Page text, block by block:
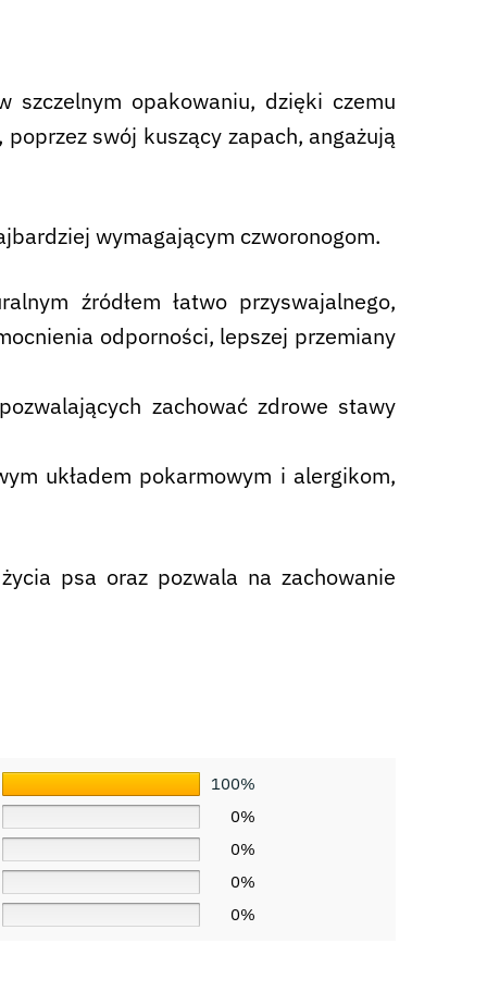
opakowaniu, dzięki czemu
swój kuszący zapach, angażują
wymagającym czworonogom.
źródłem łatwo przyswajalnego,
odporności, lepszej przemiany
zachować zdrowe stawy
układem pokarmowym i alergikom,
psa oraz pozwala na zachowanie
100%
0%
0%
0%
0%